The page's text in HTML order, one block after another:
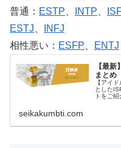
普通： ESTP INTP
ESTJ
INFJ
相性悪い： ESFP ENTJ
【最
まとめ
【アイ
とした
トをご
seikakumbti.com